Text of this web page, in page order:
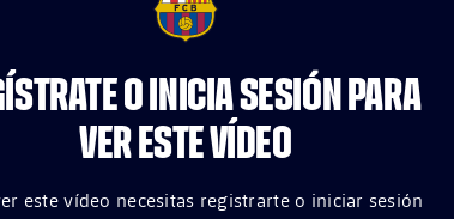
FCB Barcelona badge
O INICIA SESIÓN PARA
VER ESTE VÍDEO
este vídeo necesitas registrarte o iniciar sesión